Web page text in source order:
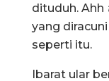
dituduh. Ahh
yang
seperti itu.
Ibarat ular